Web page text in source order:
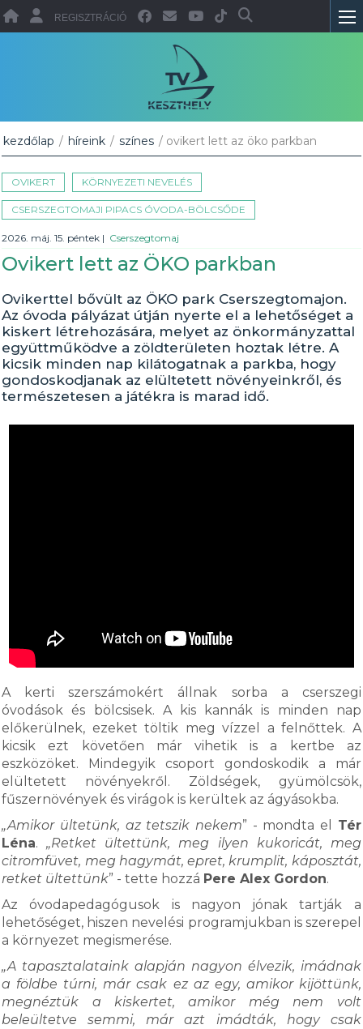
REGISZTRÁCIÓ
kezdőlap / híreink / színes / ovikert lett az öko parkban
OVIKERT KÖRNYEZETI NEVELÉS
CSERSZEGTOMAJI PIPACS ÓVODA-BÖLCSŐDE
2026. máj. 15. péntek | Cserszegtomaj
Ovikert lett az ÖKO parkban
Ovikerttel bővült az ÖKO park Cserszegtomajon.
Az óvoda pályázat útján nyerte el a lehetőséget a
kiskert létrehozására, melyet az önkormányzattal
együttműködve a zöldterületen hoztak létre. A
kicsik minden nap kilátogatnak a parkba, hogy
gondoskodjanak az elültetett növényeinkről, és
természetesen a játékra is marad idő.
A kerti szerszámokért állnak sorba a cserszegi
óvodások és bölcsisek. A kis kannák is minden nap
előkerülnek, ezeket töltik meg vízzel a felnőttek. A
kicsik ezt követően már vihetik is a kertbe az
eszközöket. Mindegyik csoport gondoskodik a már
elültetett növényekről. Zöldségek, gyümölcsök,
fűszernövények és virágok is kerültek az ágyásokba.
„Amikor ültetünk, az tetszik nekem” - mondta el Tér
Léna. „Retket ültettünk, meg ilyen kukoricát, meg
citromfüvet, meg hagymát, epret, krumplit, káposztát,
retket ültettünk” - tette hozzá Pere Alex Gordon.
Az óvodapedagógusok is nagyon jónak tartják a
lehetőséget, hiszen nevelési programjukban is szerepel
a környezet megismerése.
„A tapasztalataink alapján nagyon élvezik, imádnak
a földbe túrni, már csak ez az egy, amikor kijöttünk,
megnéztük a kiskertet, amikor még nem volt
beleültetve semmi, már azt imádták, hogy csak